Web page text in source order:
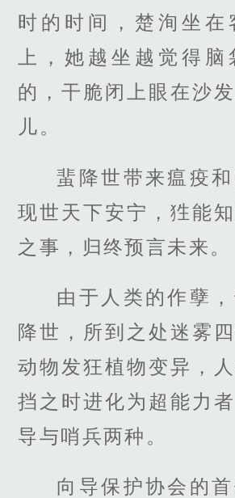
时的时间，楚洵坐在
上，她越坐越觉得脑
的，干脆闭上眼在沙
儿。
蜚降世带来瘟疫
现世天下安宁，狌能
之事，归终预言未来。
由于人类的作孽
降世，所到之处迷雾
动物发狂植物变异，
挡之时进化为超能力
导与哨兵两种。
向导保护协会的